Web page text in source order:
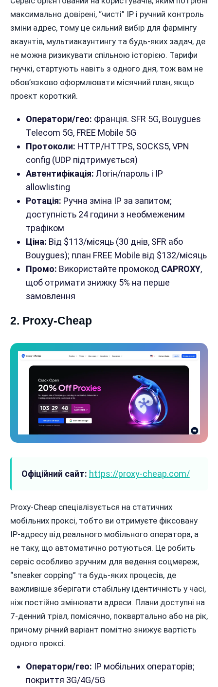
максимально довірені, “чисті” IP і ручний контроль
зміни адрес, тому це сильний вибір для фармінгу
акаунтів, мультиакаунтингу та будь-яких задач, де
не можна ризикувати спільною історією. Тарифи
гнучкі, стартують навіть з одного дня, тож вам не
обов’язково оформлювати місячний план, якщо
проєкт короткий.
Оператори/гео: Франція. SFR 5G, Bouygues
Telecom 5G, FREE Mobile 5G
Протоколи: HTTP/HTTPS, SOCKS5, VPN
config (UDP підтримується)
Автентифікація: Логін/пароль і IP
allowlisting
Ротація: Ручна зміна IP за запитом;
доступність 24 години з необмеженим
трафіком
Ціна: Від $113/місяць (30 днів, SFR або
Bouygues); план FREE Mobile від $132/місяць
Промо: Використайте промокод CAPROXY,
щоб отримати знижку 5% на перше
замовлення
2. Proxy-Cheap
Офіційний сайт: https://proxy-cheap.com/
Proxy-Cheap спеціалізується на статичних
мобільних проксі, тобто ви отримуєте фіксовану
IP-адресу від реального мобільного оператора, а
не таку, що автоматично ротуються. Це робить
сервіс особливо зручним для ведення соцмереж,
“sneaker copping” та будь-яких процесів, де
важливіше зберігати стабільну ідентичність у часі,
ніж постійно змінювати адреси. Плани доступні на
7-денний тріал, помісячно, поквартально або на рік,
причому річний варіант помітно знижує вартість
одного проксі.
Оператори/гео: IP мобільних операторів;
покриття 3G/4G/5G